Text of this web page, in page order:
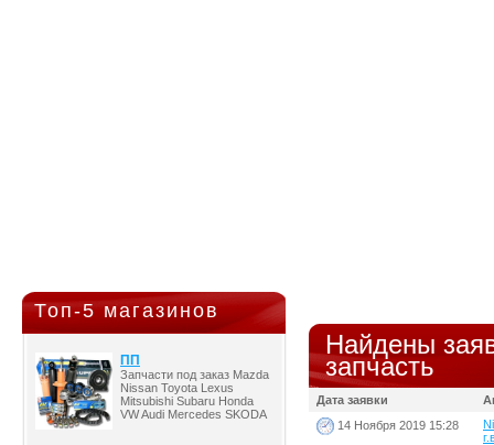
Топ-5 магазинов
ПП
Запчасти под заказ Mazda
Nissan Toyota Lexus
Mitsubishi Subaru Honda
VW Audi Mercedes SKODA
Найдены
запчасть
Дата заявки
14 Ноября 2019 15:28